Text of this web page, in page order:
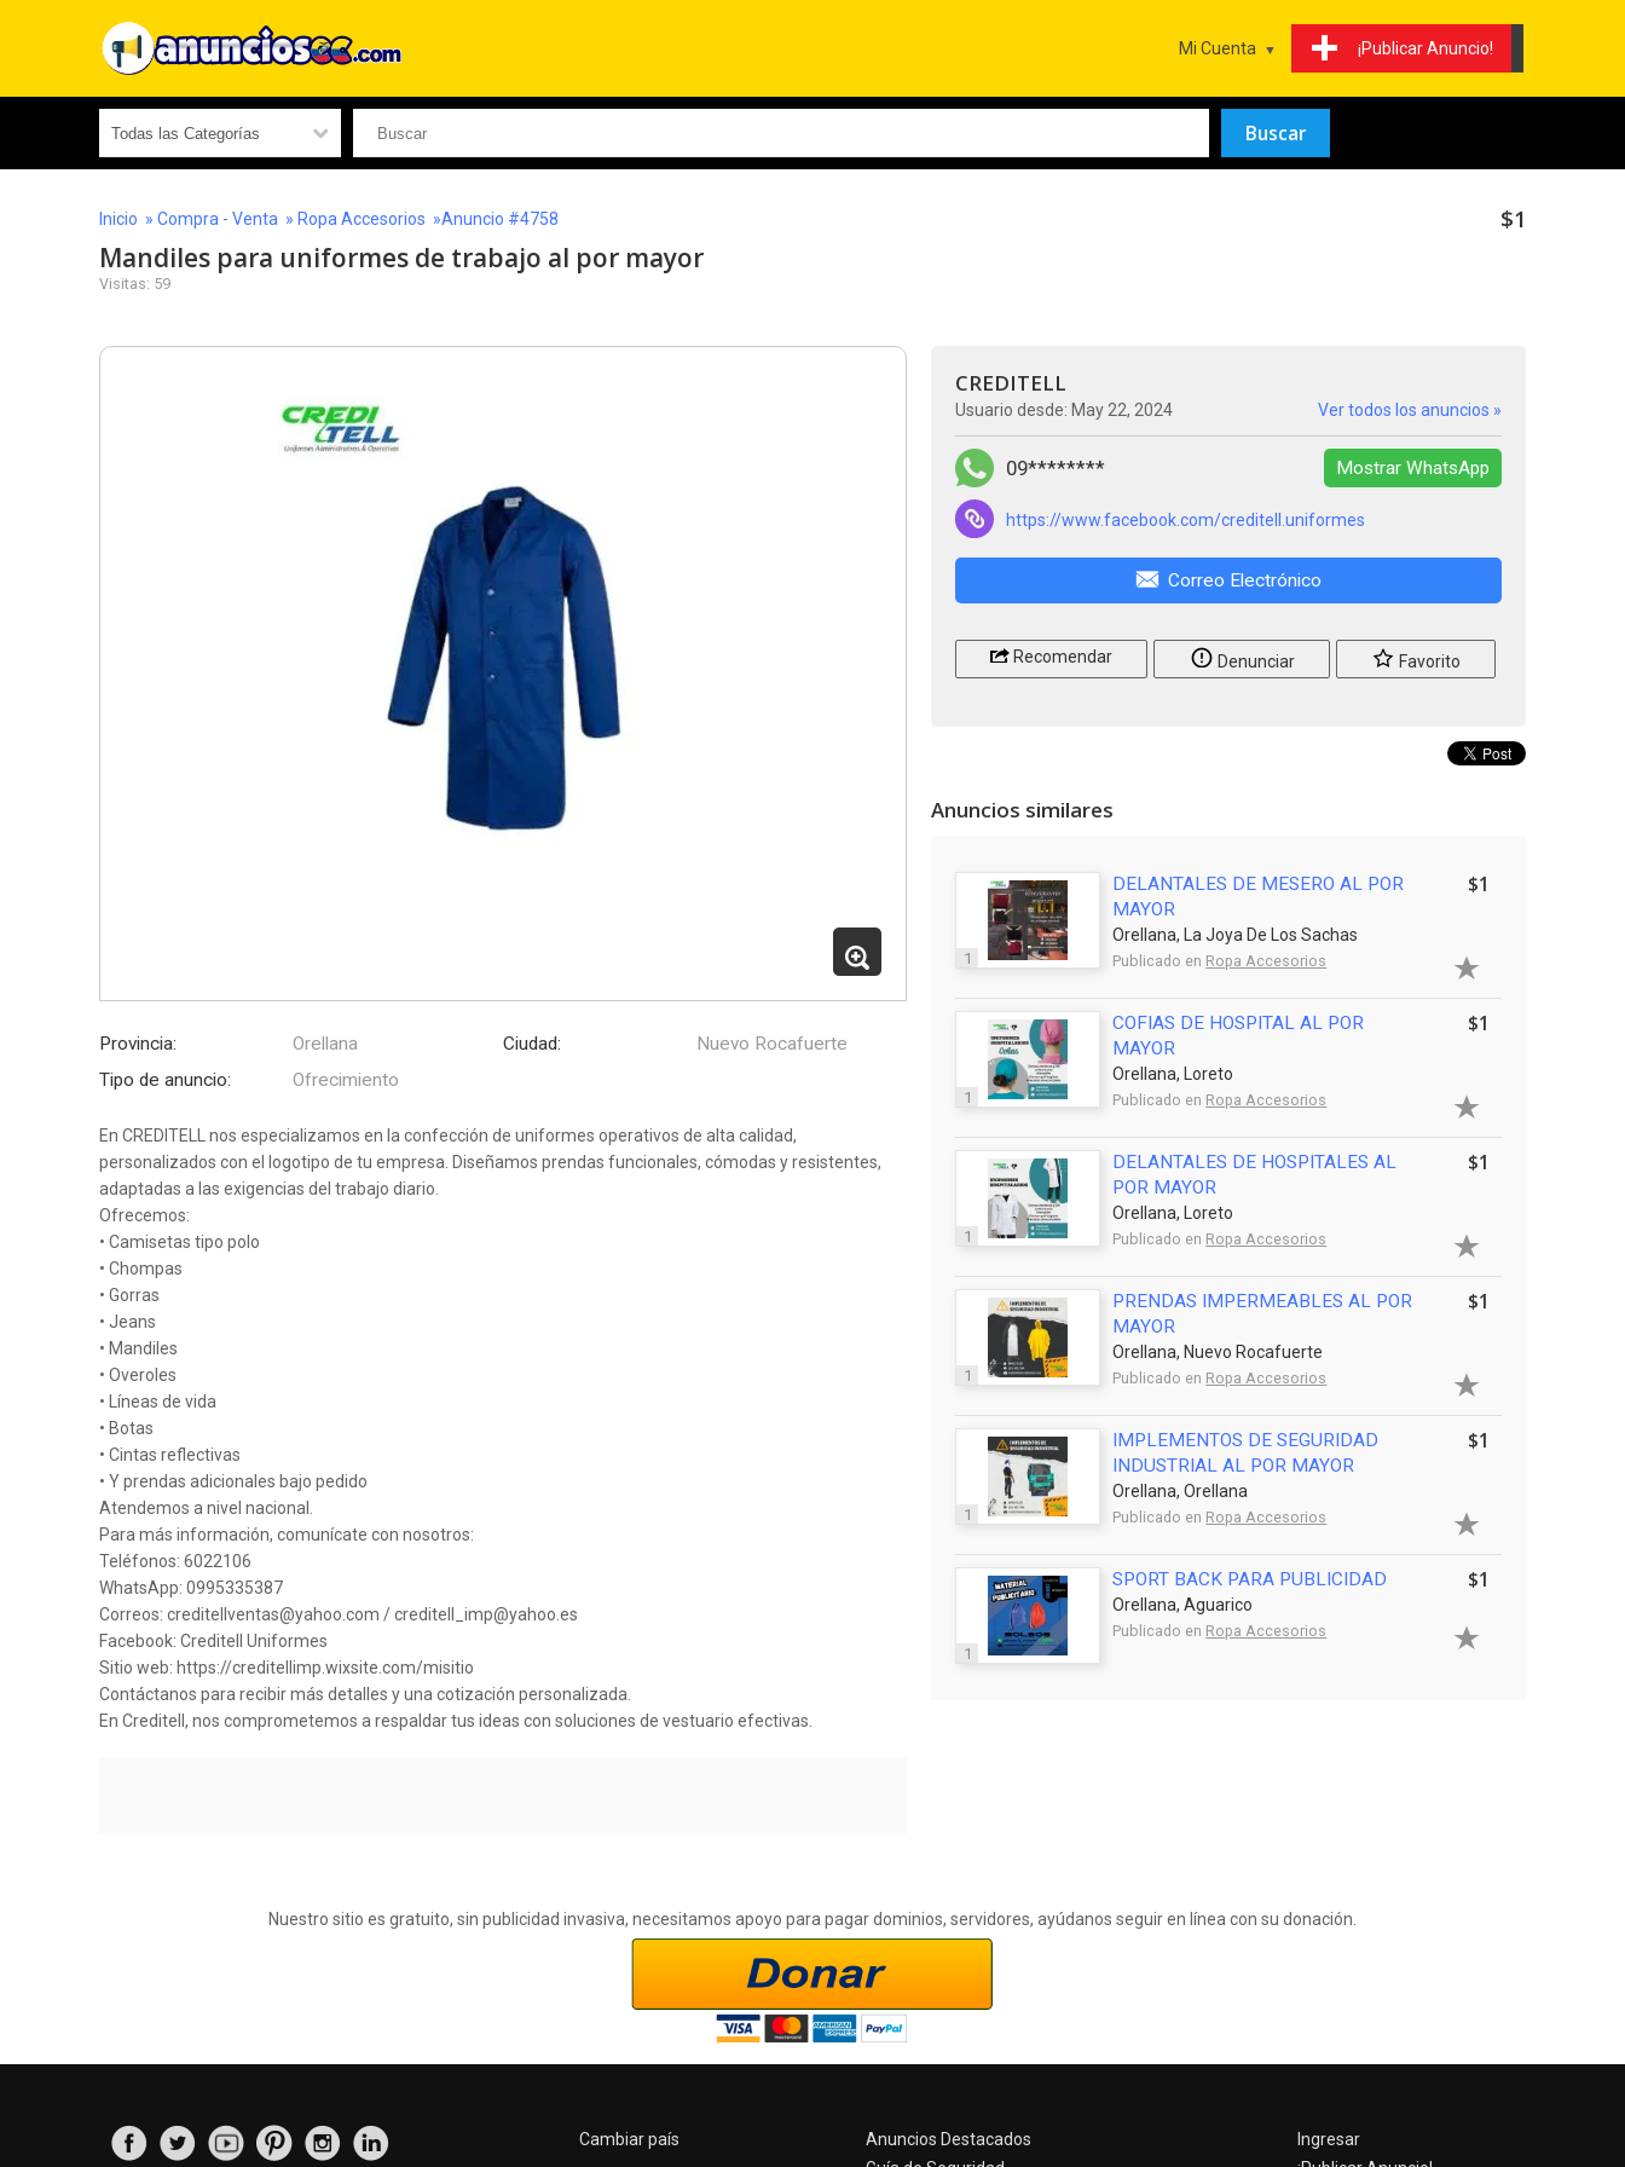
¡Publicar Anuncio!
Mi Cuenta
Inicio » Compra - Venta » Ropa Accesorios »Anuncio #4758 $1
Mandiles para uniformes de trabajo al por mayor
Visitas: 59
Provincia: Orellana Ciudad:
Nuevo Rocafuerte
Tipo de anuncio:
Ofrecimiento
En CREDITELL nos especializamos en la confección de uniformes operativos de alta calidad,
personalizados con el logotipo de tu empresa. Diseñamos prendas funcionales, cómodas y resistentes,
adaptadas a las exigencias del trabajo diario.
Ofrecemos:
• Camisetas tipo polo
• Chompas
• Gorras
• Jeans
• Mandiles
• Overoles
• Líneas de vida
• Botas
• Cintas reflectivas
• Y prendas adicionales bajo pedido
Atendemos a nivel nacional.
Para más información, comunícate con nosotros:
Teléfonos: 6022106
WhatsApp: 0995335387
Correos: creditellventas@yahoo.com / creditell_imp@yahoo.es
Facebook: Creditell Uniformes
Sitio web: https://creditellimp.wixsite.com/misitio
Contáctanos para recibir más detalles y una cotización personalizada.
En Creditell, nos comprometemos a respaldar tus ideas con soluciones de vestuario efectivas.
CREDITELL
Usuario desde: May 22, 2024 Ver todos los anuncios »
09******** Mostrar WhatsApp
https://www.facebook.com/creditell.uniformes
Correo Electrónico
Recomendar Denunciar Favorito
Anuncios similares
1
DELANTALES DE MESERO AL POR
MAYOR
Orellana, La Joya De Los Sachas
Publicado en Ropa Accesorios
$1
1
COFIAS DE HOSPITAL AL POR
MAYOR
Orellana, Loreto
Publicado en Ropa Accesorios
$1
1
DELANTALES DE HOSPITALES AL
POR MAYOR
Orellana, Loreto
Publicado en Ropa Accesorios
$1
1
PRENDAS IMPERMEABLES AL POR
MAYOR
Orellana, Nuevo Rocafuerte
Publicado en Ropa Accesorios
$1
1
IMPLEMENTOS DE SEGURIDAD
INDUSTRIAL AL POR MAYOR
Orellana, Orellana
Publicado en Ropa Accesorios
$1
1
SPORT BACK PARA PUBLICIDAD
Orellana, Aguarico
Publicado en Ropa Accesorios
$1
Nuestro sitio es gratuito, sin publicidad invasiva, necesitamos apoyo para pagar dominios, servidores, ayúdanos seguir en línea con su donación.
Cambiar país
Anuncios Destacados
Ingresar